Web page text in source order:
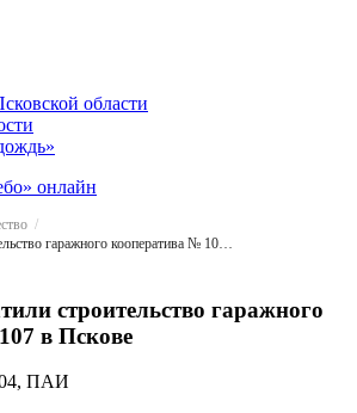
области
онлайн
Экологи прекратили строительство гаражного кооператива № 107 в Пскове
строительство гаражного
в Пскове
ПАИ